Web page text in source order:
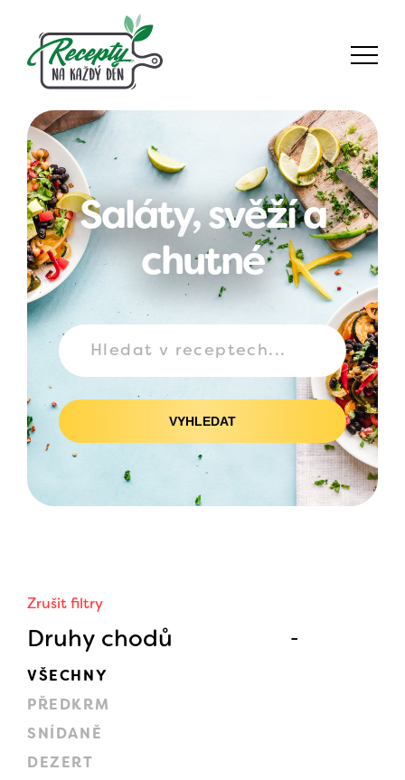
Saláty, svěží a
chutné
VYHLEDAT
Zrušit filtry
Druhy chodů
VŠECHNY
PŘEDKRM
SNÍDANĚ
DEZERT